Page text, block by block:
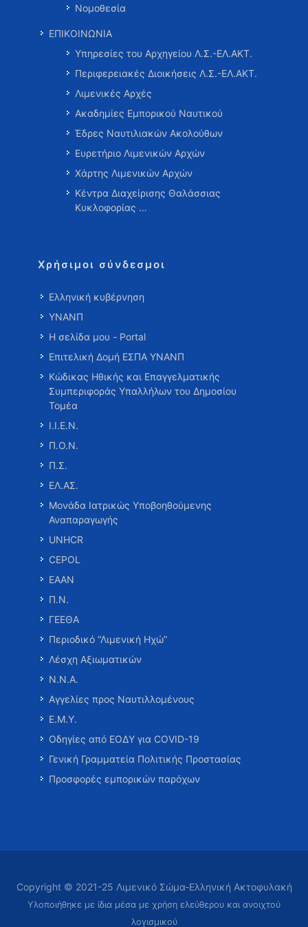
Νομοθεσία
ΕΠΙΚΟΙΝΩΝΙΑ
Υπηρεσίες του Αρχηγείου Λ.Σ.-ΕΛ.ΑΚΤ.
Περιφερειακές Διοικήσεις Λ.Σ.-ΕΛ.ΑΚΤ.
Λιμενικές Αρχές
Ακαδημίες Εμπορικού Ναυτικού
Έδρες Ναυτιλιακών Ακολούθων
Ευρετήριο Λιμενικών Αρχών
Χάρτης Λιμενικών Αρχών
Κέντρα Διαχείρισης Θαλάσσιας
Κυκλοφορίας …
Χρήσιμοι σύνδεσμοι
Ελληνική κυβέρνηση
ΥΝΑΝΠ
Η σελίδα μου - Portal
Επιτελική Δομή ΕΣΠΑ ΥΝΑΝΠ
Κώδικας Ηθικής και Επαγγελματικής
Συμπεριφοράς Υπαλλήλων του Δημοσίου
Τομέα
Ι.Ι.Ε.Ν.
Π.Ο.Ν.
Π.Σ.
ΕΛ.ΑΣ.
Μονάδα Ιατρικώς Υποβοηθούμενης
Αναπαραγωγής
UNHCR
CEPOL
ΕΑΑΝ
Π.Ν.
ΓΕΕΘΑ
Περιοδικό “Λιμενική Ηχώ”
Λέσχη Αξιωματικών
Ν.Ν.Α.
Αγγελίες προς Ναυτιλλομένους
Ε.Μ.Υ.
Οδηγίες από ΕΟΔΥ για COVID-19
Γενική Γραμματεία Πολιτικής Προστασίας
Προσφορές εμπορικών παρόχων
Copyright © 2021-25 Λιμενικό Σώμα-Ελληνική Ακτοφυλακή
Υλοποιήθηκε με ίδια μέσα με χρήση ελεύθερου και ανοιχτού
λογισμικού